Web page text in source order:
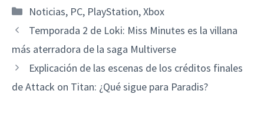
Categorías
Noticias, PC, PlayStation,Xbox
Temporada 2 de Loki: Miss Minutes es la villana
más aterradora de la saga Multiverse
Explicación de las escenas de los créditos finales
de Attack on Titan: ¿Qué sigue para Paradis?